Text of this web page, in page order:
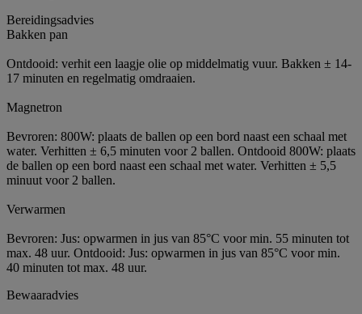
Bereidingsadvies
Bakken pan
Ontdooid: verhit een laagje olie op middelmatig vuur. Bakken ± 14-
17 minuten en regelmatig omdraaien.
Magnetron
Bevroren: 800W: plaats de ballen op een bord naast een schaal met
water. Verhitten ± 6,5 minuten voor 2 ballen. Ontdooid 800W: plaats
de ballen op een bord naast een schaal met water. Verhitten ± 5,5
minuut voor 2 ballen.
Verwarmen
Bevroren: Jus: opwarmen in jus van 85°C voor min. 55 minuten tot
max. 48 uur. Ontdooid: Jus: opwarmen in jus van 85°C voor min.
40 minuten tot max. 48 uur.
Bewaaradvies